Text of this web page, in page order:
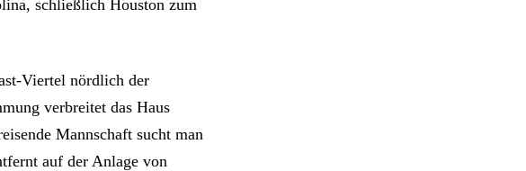
schließlich Houston zum
Viertel nördlich der
verbreitet das Haus
Mannschaft sucht man
auf der Anlage von